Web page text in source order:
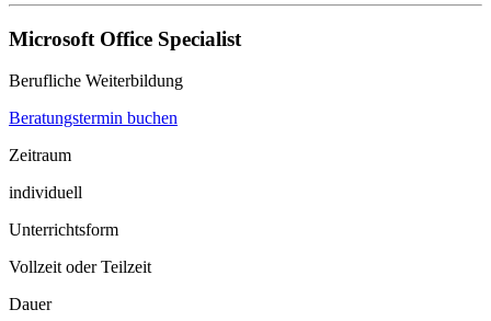
Microsoft Office Specialist
Berufliche Weiterbildung
Beratungstermin buchen
Zeitraum
individuell
Unterrichtsform
Vollzeit oder Teilzeit
Dauer